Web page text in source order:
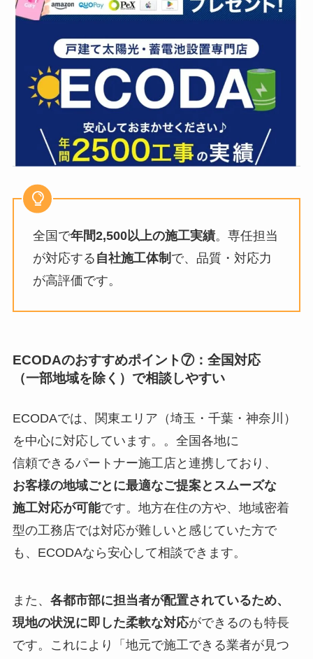
全国で年間2,500以上の施工実績。専任担当
が対応する 自社施工体制 で、品質・対応力
が高評価です。
ECODAのおすすめポイント⑦： 全国対応
（一部地域を除く）で相談しやすい
ECODAでは、関東エリア（埼玉・千葉・神奈川）
を中心に対応しています。。全国各地に
信頼できるパートナー施工店と連携しており、
お客様の地域ごとに最適なご提案とスムーズな
施工対応が可能です。地方在住の方や、地域密着
型の工務店では対応が難しいと感じていた方で
も、ECODAなら安心して相談できます。
また、 各都市部に担当者が配置されているため、
現地の状況に即した柔軟な対応ができるのも特長
です。これにより「地元で施工できる業者が見つ